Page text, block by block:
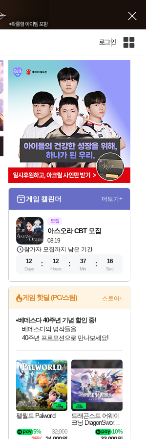
로그인
인
게임 캘린더 더보기+
모집
08.19
아스오라 CBT 모집
참가자 모집까지 남은 기간
12
Days
12
Hours
37
Min
14
Sec
게임 핫딜 (PC/스팀) 스토어+
최대 90% 할인가를 만나보세요!
네이버혜택과 함께 만나보세요!
50%할인&추가 적립까지!
이니&베니 혜택까지!
네이버 혜택가와 함께 예약하세요!
할인&네이버혜택으로 만나보세요!
네이버페이 혜택과 만나보세요!
베데스다 40주년 기념 할인 중!
베데스다의 명작들을
40주년 프로모션으로 만나보세요!
네이버 포인트 혜택까지!
할인가에 만나보세요!
일부 에디션 상시 할인!
혜택으로 예약 판매 중
편안하게 충전하세요
팰월드 Palworld
32,000
5%
드래곤소드 어웨이
크닝 DragonSword A
10%